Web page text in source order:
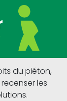
du piéton,
les